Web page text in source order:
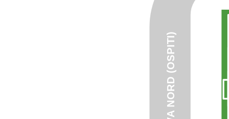
CURVA NORD (OSPITI)